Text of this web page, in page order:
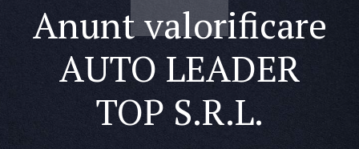
Anunt valorificare
AUTO LEADER
TOP S.R.L.